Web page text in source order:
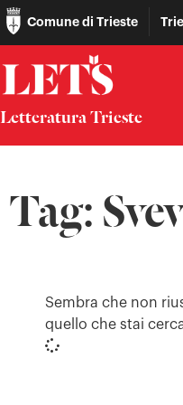
Comune di Trieste
Letteratura Trieste
Tag:
Sembra che non
quello che stai